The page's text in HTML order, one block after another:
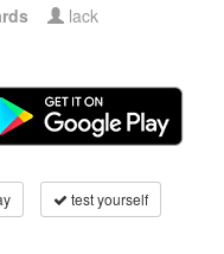
lack
test yourself